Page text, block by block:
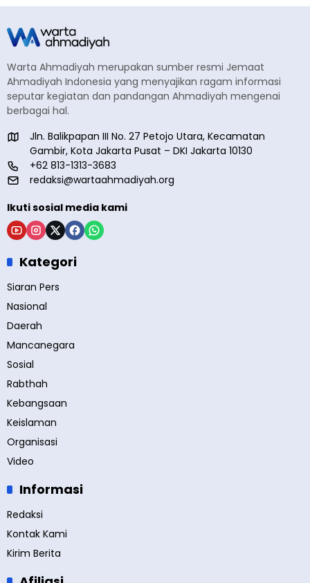
Warta Ahmadiyah merupakan sumber resmi Jemaat
Ahmadiyah Indonesia yang menyajikan ragam informasi
seputar kegiatan dan pandangan Ahmadiyah mengenai
berbagai hal.
Jln. Balikpapan III No. 27 Petojo Utara, Kecamatan
Gambir, Kota Jakarta Pusat – DKI Jakarta 10130
+62 813-1313-3683
redaksi@wartaahmadiyah.org
Ikuti sosial media kami
Kategori
Siaran Pers
Nasional
Daerah
Mancanegara
Sosial
Rabthah
Kebangsaan
Keislaman
Organisasi
Video
Informasi
Redaksi
Kontak Kami
Kirim Berita